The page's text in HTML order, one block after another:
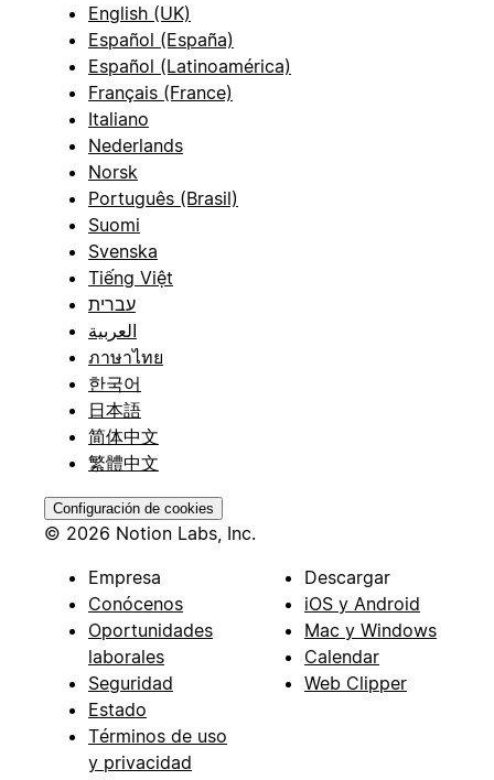
English (UK)
Español (España)
Español (Latinoamérica)
Français (France)
Italiano
Nederlands
Norsk
Português (Brasil)
Suomi
Svenska
Tiếng Việt
עברית
العربية
ภาษาไทย
한국어
日本語
简体中文
繁體中文
Configuración de cookies
© 2026 Notion Labs, Inc.
Empresa
Conócenos
Oportunidades
laborales
Seguridad
Estado
Términos de uso
y privacidad
Descargar
iOS y Android
Mac y Windows
Calendar
Web Clipper